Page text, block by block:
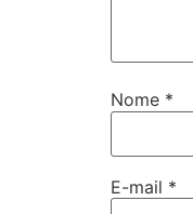
Nome *
E-mail *